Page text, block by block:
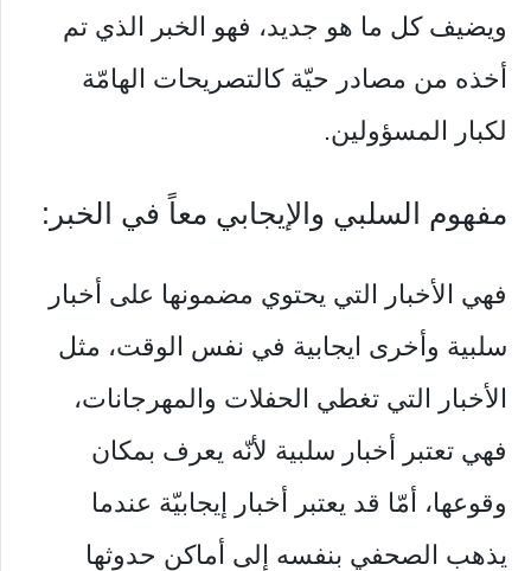
ويضيف كل ما هو جديد، فهو الخبر الذي تم
أخذه من مصادر حيّة كالتصريحات الهامّة
لكبار المسؤولين.
مفهوم السلبي والإيجابي معاً في الخبر:
فهي الأخبار التي يحتوي مضمونها على أخبار
سلبية وأخرى ايجابية في نفس الوقت، مثل
الأخبار التي تغطي الحفلات والمهرجانات،
فهي تعتبر أخبار سلبية لأنّه يعرف بمكان
وقوعها، أمّا قد يعتبر أخبار إيجابيّة عندما
يذهب الصحفي بنفسه إلى أماكن حدوثها